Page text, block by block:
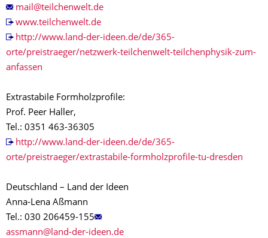
www.teilchenwelt.de
http://www.land-der-ideen.de/de/365-
orte/preistraeger/netzwerk-teilchenwelt-teilchenphysik-zum-
anfassen
Extrastabile Formholzprofile:
Prof. Peer Haller,
Tel.: 0351 463-36305
http://www.land-der-ideen.de/de/365-
orte/preistraeger/extrastabile-formholzprofile-tu-dresden
Deutschland – Land der Ideen
Anna-Lena Aßmann
Tel.: 030 206459-155
assmann@land-der-ideen.de